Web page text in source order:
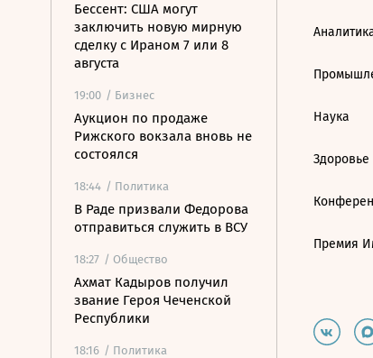
Бессент: США могут
заключить новую мирную
сделку с Ираном 7 или 8
августа
19:00 / Бизнес
Аукцион по продаже
Рижского вокзала вновь не
состоялся
18:44 / Политика
В Раде призвали Федорова
отправиться служить в ВСУ
18:27 / Общество
Ахмат Кадыров получил
звание Героя Чеченской
Республики
18:16 / Политика
Наука
Здоровье
Премия